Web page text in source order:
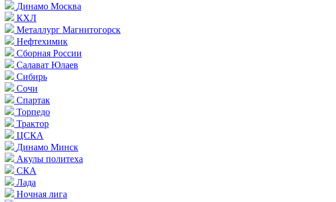
Динамо Москва
КХЛ
Металлург Магнитогорск
Нефтехимик
Сборная России
Салават Юлаев
Сибирь
Сочи
Спартак
Торпедо
Трактор
ЦСКА
Динамо Минск
Акулы политеха
СКА
Лада
Ночная лига